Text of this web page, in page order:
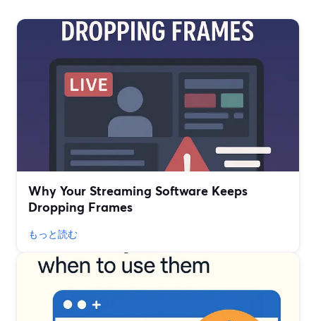
Why Your Streaming Software Keeps
Dropping Frames
もっと読む